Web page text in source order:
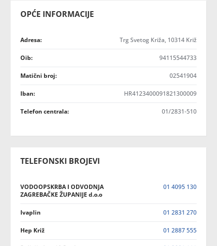
OPĆE INFORMACIJE
Adresa: Trg Svetog Križa, 10314 Križ
Oib: 94115544733
Matični broj: 02541904
Iban: HR4123400091821300009
Telefon centrala: 01/2831-510
TELEFONSKI BROJEVI
VODOOPSKRBA I ODVODNJA
ZAGREBAČKE ŽUPANIJE d.o.o
01 4095 130
Ivaplin 01 2831 270
Hep Križ 01 2887 555